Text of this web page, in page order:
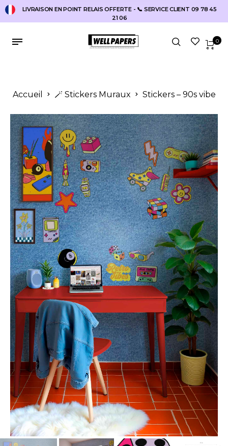
LIVRAISON EN POINT RELAIS OFFERTE - 📞 SERVICE CLIENT 09 78 45
21 06
0
Accueil 🪄 Stickers Muraux Stickers – 90s vibe